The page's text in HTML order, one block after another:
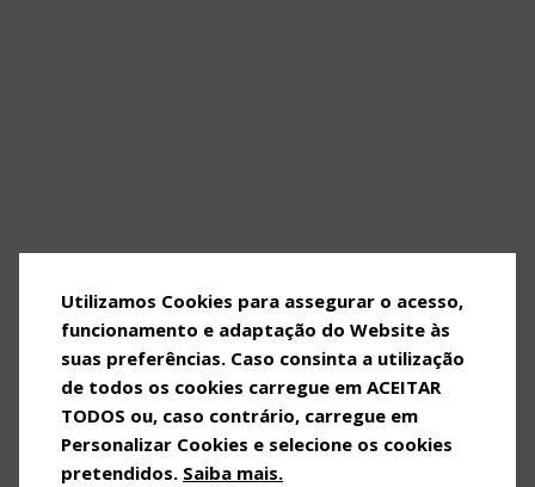
OVOS MATINADOS
OVOS DE GALINHAS CRIADAS
Utilizamos Cookies para assegurar o acesso,
funcionamento e adaptação do Website às
suas preferências. Caso consinta a utilização
de todos os cookies carregue em ACEITAR
TODOS ou, caso contrário, carregue em
Personalizar Cookies e selecione os cookies
pretendidos. Saiba mais.